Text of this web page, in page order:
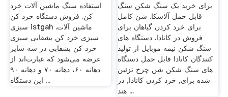
استفاده سنگ ماشین آلات خرد
کن. فروش دستگاه خرد کن
سبزی istgah ماشین آلات.
سبزی خرد کن بشقابی سبزی
خرد کن بشقابی در سه سایز
عرضه می‌شود که عبارت‌اند از
دهانه ۶۰، دهانه ۷۰ و دهانه ۹۰
این دستگاه ...
برای خرید یک سنگ شکن سنگ
قابل حمل آلاسکا. شن کامل
برای خرد کردن گیاهان برای
فروش در کانادا. دستگاه های
سنگ شکن نیمه موبایل از تولید
کنندگان کانادا قابل حمل دستگاه
های سنگ شکن شن چرخ تزئین
شده برای, خرد کردن کانادا, در
هند ...